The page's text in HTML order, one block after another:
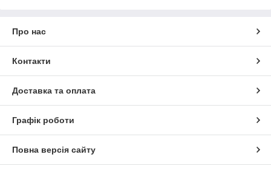
Про нас
Контакти
Доставка та оплата
Графік роботи
Повна версія сайту